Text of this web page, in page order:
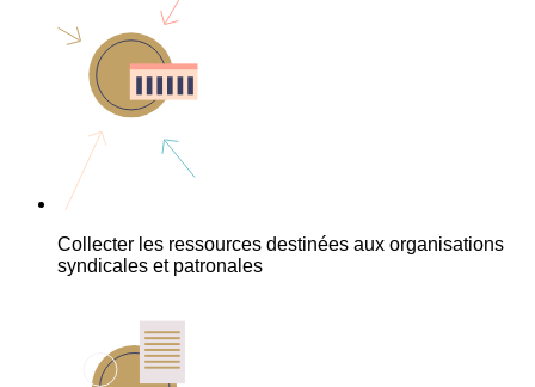
Collecter les ressources destinées aux organisations
syndicales et patronales